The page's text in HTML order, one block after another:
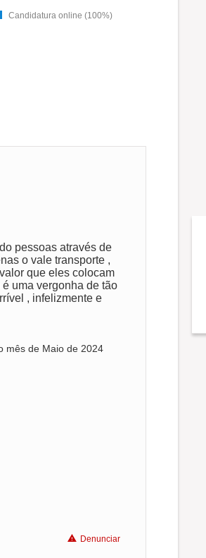
Candidatura online (100%)
pessoas através de
o vale transporte ,
que eles colocam
uma vergonha de tão
, infelizmente e
mês de Maio de 2024
Denunciar